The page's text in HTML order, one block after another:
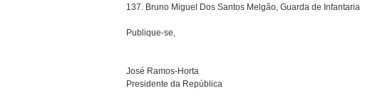
137. Bruno Miguel Dos Santos Melgão, Guarda de Infantaria
Publique-se,
José Ramos-Horta
Presidente da República